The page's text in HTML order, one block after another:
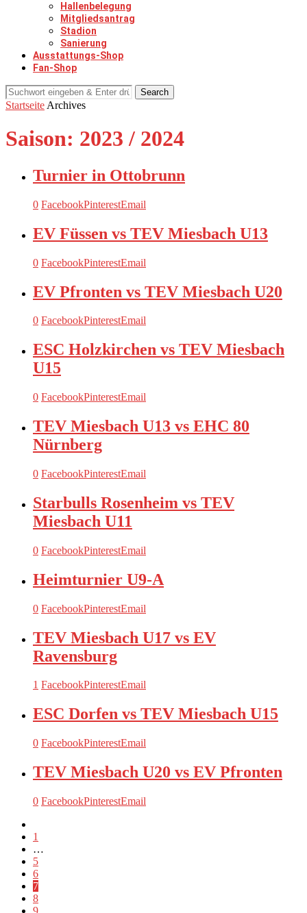
Hallenbelegung
Mitgliedsantrag
Stadion
Sanierung
Ausstattungs-Shop
Fan-Shop
Search
Startseite Archives
Saison: 2023 / 2024
Turnier in Ottobrunn
0 FacebookPinterestEmail
EV Füssen vs TEV Miesbach U13
0 FacebookPinterestEmail
EV Pfronten vs TEV Miesbach U20
0 FacebookPinterestEmail
ESC Holzkirchen vs TEV Miesbach
U15
0 FacebookPinterestEmail
TEV Miesbach U13 vs EHC 80
Nürnberg
0 FacebookPinterestEmail
Starbulls Rosenheim vs TEV
Miesbach U11
0 FacebookPinterestEmail
Heimturnier U9-A
0 FacebookPinterestEmail
TEV Miesbach U17 vs EV
Ravensburg
1 FacebookPinterestEmail
ESC Dorfen vs TEV Miesbach U15
0 FacebookPinterestEmail
TEV Miesbach U20 vs EV Pfronten
0 FacebookPinterestEmail
1
…
5
6
7
8
9